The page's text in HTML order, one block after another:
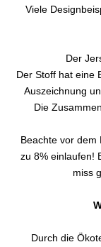
Viele
Der
Der Stoff hat eine
Auszeichnung
Die
Beachte vor dem
zu 8% einlaufen!
miss
Durch die